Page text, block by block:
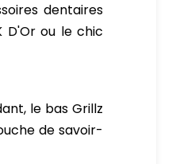
dentaires
D'Or ou le chic
le bas Grillz
de savoir-